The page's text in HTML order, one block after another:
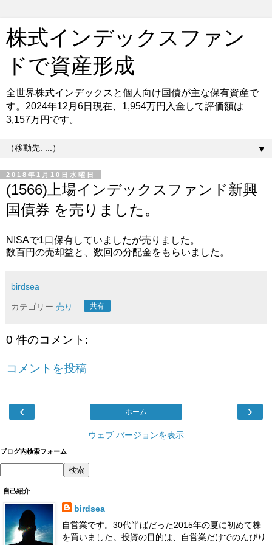
株式インデックスファン
ドで資産形成
全世界株式インデックスと個人向け国債が主な保有資産で
す。2024年12月6日現在、1,954万円入金して評価額は
3,157万円です。
▼
2018年1月10日水曜日
(1566)上場インデックスファンド新興
国債券 を売りました。
NISAで1口保有していましたが売りました。
数百円の売却益と、数回の分配金をもらいました。
birdsea
カテゴリー 売り 共有
0 件のコメント:
コメントを投稿
‹ ›
ホーム
ウェブ バージョンを表示
ブログ内検索フォーム
自己紹介
birdsea
自営業です。30代半ばだった2015年の夏に初めて株
を買いました。投資の目的は、自営業だけでのんびり